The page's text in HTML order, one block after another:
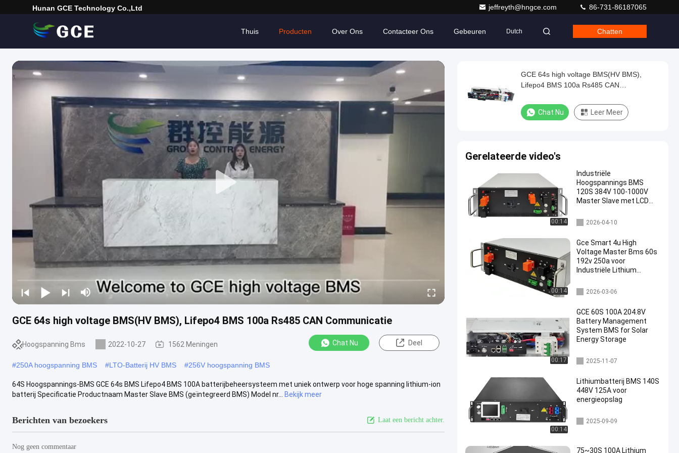
Hunan GCE Technology Co.,Ltd jeffreyth@hngce.com 86-731-86187065
Thuis Producten Over Ons Contacteer Ons Gebeuren Dutch Chatten
GCE 64s high voltage BMS(HV BMS), Lifepo4 BMS 100a Rs485 CAN Communicatie
Hoogspanning Bms 2022-10-27 1562 Meningen Chat Nu Deel
#250A hoogspanning BMS #LTO-Batterij HV BMS #256V hoogspanning BMS
64S Hoogspannings-BMS GCE 64s BMS Lifepo4 BMS 100A batterijbeheersysteem met uniek ontwerp voor hoge spanning lithium-ion
batterij Specificatie Productnaam Master Slave BMS (geïntegreerd BMS) Model nr...
Bekijk meer
Berichten van bezoekers Laat een bericht achter.
Nog geen commentaar
GCE 64s high voltage BMS(HV BMS),
Lifepo4 BMS 100a Rs485 CAN
Chat Nu Leer Meer
Gerelateerde video's
00:14
Industriële
Hoogspannings BMS
120S 384V 100-1000V
Master Slave met LCD
hoogspanning bms
2026-04-10
00:14
Gce Smart 4u High
Voltage Master Bms 60s
192v 250a voor
Industriële Lithium
UPS
hoogspanning bms
2026-03-06
00:17
GCE 60S 100A 204.8V
Battery Management
System BMS for Solar
Energy Storage
Geïntegreerd GBS
2025-11-07
00:14
Lithiumbatterij BMS 140S
448V 125A voor
energieopslag
hoogspanning bms
2025-09-09
75~30S 100A Lithium